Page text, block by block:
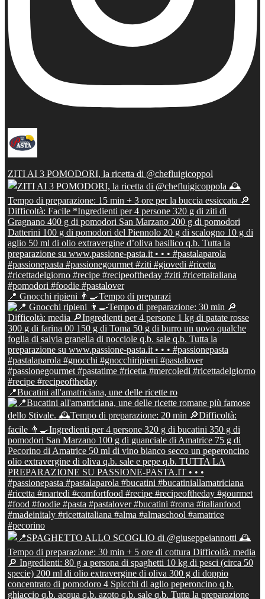
ZITI AI 3 POMODORI, la ricetta di @chefluigicoppol
📍 Gnocchi ripieni 👨‍🍳Tempo di preparazi
📍Bucatini all'amatriciana, une delle ricette ro